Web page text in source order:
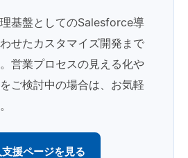
基盤としてのSalesforce導
せたカスタマイズ開発まで
営業プロセスの見える化や
ご検討中の場合は、お気軽
援ページを見る